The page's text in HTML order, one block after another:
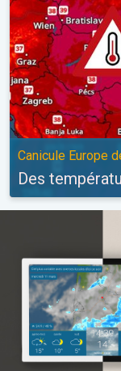
Canicule Europe
Des